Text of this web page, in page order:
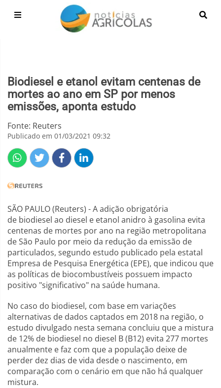
Biodiesel e etanol evitam centenas de
mortes ao ano em SP por menos
emissões, aponta estudo
Fonte: Reuters
Publicado em 01/03/2021 09:32
SÃO PAULO (Reuters) - A adição obrigatória
de biodiesel ao diesel e etanol anidro à gasolina evita
centenas de mortes por ano na região metropolitana
de São Paulo por meio da redução da emissão de
particulados, segundo estudo publicado pela estatal
Empresa de Pesquisa Energética (EPE), que indicou que
as políticas de biocombustíveis possuem impacto
positivo "significativo" na saúde humana.
No caso do biodiesel, com base em variações
alternativas de dados captados em 2018 na região, o
estudo divulgado nesta semana concluiu que a mistura
de 12% de biodiesel no diesel B (B12) evita 277 mortes
anualmente e faz com que a população deixe de
perder dez dias de vida desde o nascimento, em
comparação com o cenário em que não há qualquer
mistura.